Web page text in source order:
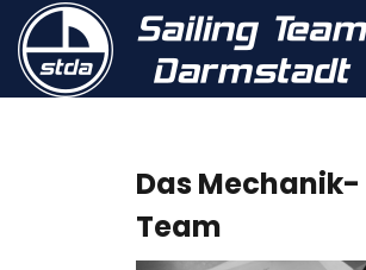
Das Mechanik-
Team